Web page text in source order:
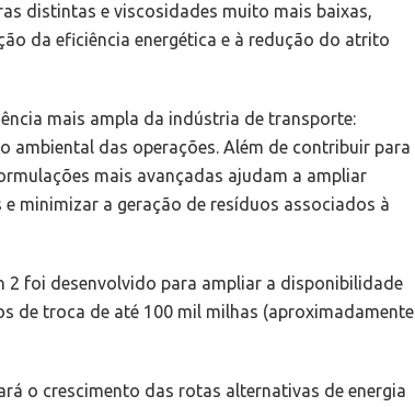
distintas e viscosidades muito mais baixas,
da eficiência energética e à redução do atrito
mais ampla da indústria de transporte:
ambiental das operações. Além de contribuir para
mais avançadas ajudam a ampliar
minimizar a geração de resíduos associados à
2 foi desenvolvido para ampliar a disponibilidade
de troca de até 100 mil milhas (aproximadamente
o crescimento das rotas alternativas de energia